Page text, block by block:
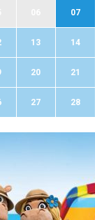
07
13 14
20 21
27 28